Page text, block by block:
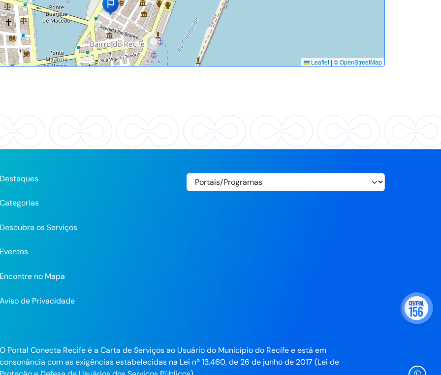
Leaflet | ©OpenStreetMap
Ícone
Destaques
Categorias
Descubra os Serviços
Eventos
Encontre no Mapa
Aviso de Privacidade
O Portal Conecta Recife é a Carta de Serviços ao Usuário do Município do Recife e está em
consonância com as exigências estabelecidas na Lei nº 13.460, de 26 de junho de 2017 (Lei de